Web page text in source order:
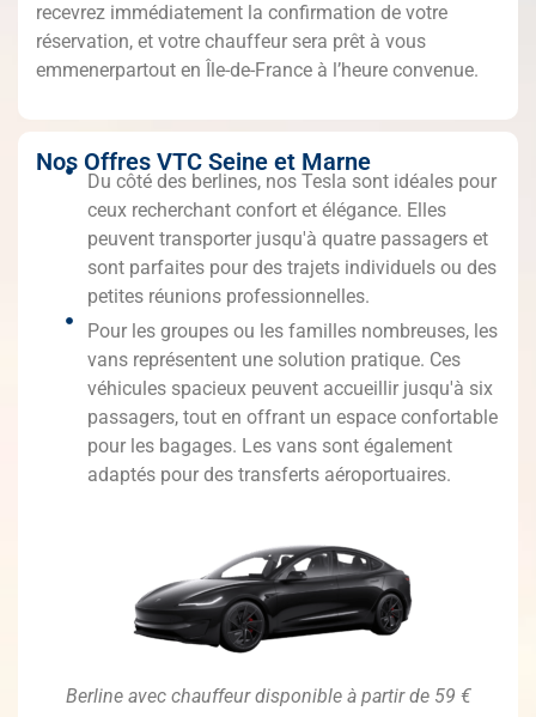
recevrez immédiatement la confirmation de votre
réservation, et votre chauffeur sera prêt à vous
emmenerpartout en Île-de-France à l’heure convenue.
Nos Offres VTC Seine et Marne
Du côté des berlines, nos Tesla sont idéales pour
ceux recherchant confort et élégance. Elles
peuvent transporter jusqu'à quatre passagers et
sont parfaites pour des trajets individuels ou des
petites réunions professionnelles.
Pour les groupes ou les familles nombreuses, les
vans représentent une solution pratique. Ces
véhicules spacieux peuvent accueillir jusqu'à six
passagers, tout en offrant un espace confortable
pour les bagages. Les vans sont également
adaptés pour des transferts aéroportuaires.
Berline avec chauffeur disponible à partir de 59 €